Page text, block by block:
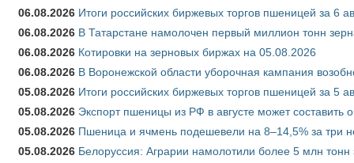
06.08.2026 Итоги российских биржевых торгов пшеницей за 6
06.08.2026 В Татарстане намолочен первый миллион тонн
06.08.2026 Котировки на зерновых биржах на 05.08.2026
06.08.2026 В Воронежской области уборочная кампания
05.08.2026 Итоги российских биржевых торгов пшеницей за 5
05.08.2026 Экспорт пшеницы из РФ в августе может составить
05.08.2026 Пшеница и ячмень подешевели на 8–14,5% за три
05.08.2026 Белоруссия: Аграрии намолотили более 5 млн тонн